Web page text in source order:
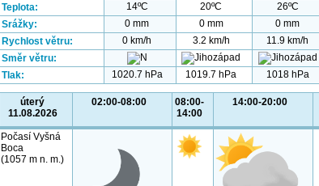
Teplota: 14ºC 20ºC 26ºC
Srážky:
0 mm 0 mm 0 mm
Rychlost větru:
0 km/h 3.2 km/h 11.9 km/h
Směr větru:
Tlak:
1020.7 hPa 1019.7 hPa 1018 hPa
úterý
11.08.2026
02:00-08:00
08:00-
14:00
14:00-20:00
Počasí Vyšná
Boca
(1057 m n. m.)